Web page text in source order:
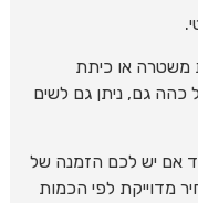
משטרה או כיתת
כהה גם, ניתן גם לשים
אם יש לכם הזמנה של
מדוייקת לפי הכמות